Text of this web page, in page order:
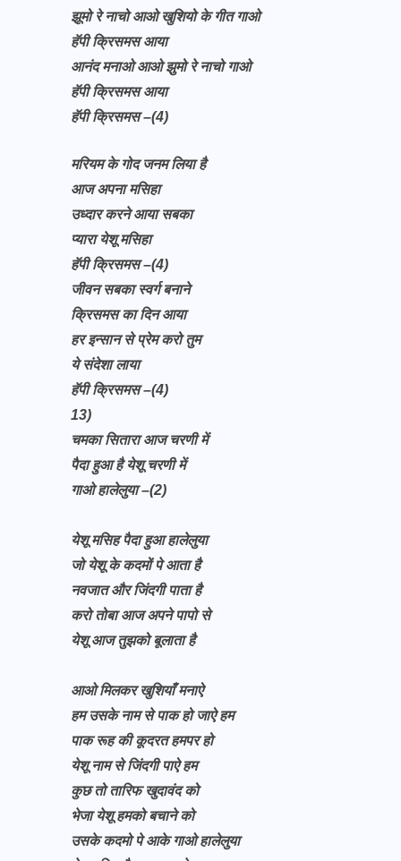
झूमो रे नाचो आओ खुशियो के गीत गाओ
हॅपी क्रिसमस आया
आनंद मनाओ आओ झुमो रे नाचो गाओ
हॅपी क्रिसमस आया
हॅपी क्रिसमस –(4)
मरियम के गोद जनम लिया है
आज अपना मसिहा
उध्दार करने आया सबका
प्यारा येशू मसिहा
हॅपी क्रिसमस –(4)
जीवन सबका स्वर्ग बनाने
क्रिसमस का दिन आया
हर इन्सान से प्रेम करो तुम
ये संदेशा लाया
हॅपी क्रिसमस –(4)
13)
चमका सितारा आज चरणी में
पैदा हुआ है येशू चरणी में
गाओ हालेलुया –(2)
येशू मसिह पैदा हुआ हालेलुया
जो येशू के कदमों पे आता है
नवजात और जिंदगी पाता है
करो तोबा आज अपने पापो से
येशू आज तुझको बूलाता है
आओ मिलकर खुशियाँ मनाऐ
हम उसके नाम से पाक हो जाऐ हम
पाक रूह की कूदरत हमपर हो
येशू नाम से जिंदगी पाऐ हम
कुछ तो तारिफ खुदावंद को
भेजा येशू हमको बचाने को
उसके कदमो पे आके गाओ हालेलुया